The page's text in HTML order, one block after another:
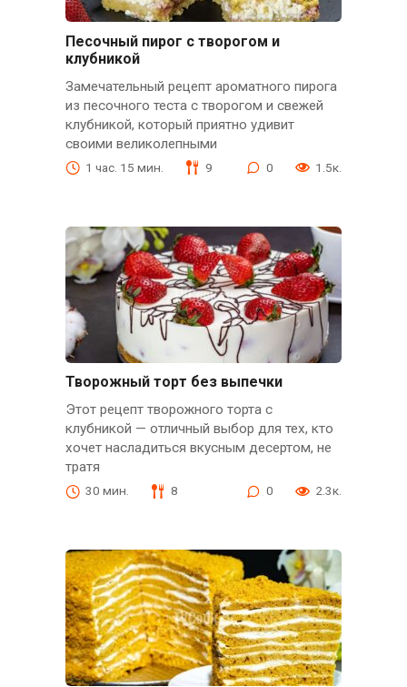
Песочный пирог с творогом и
клубникой
Замечательный рецепт ароматного пирога
из песочного теста с творогом и свежей
клубникой, который приятно удивит
своими великолепными
1 час. 15 мин. 9 0 1.5к.
Творожный торт без выпечки
Этот рецепт творожного торта с
клубникой — отличный выбор для тех, кто
хочет насладиться вкусным десертом, не
тратя
30 мин. 8 0 2.3к.